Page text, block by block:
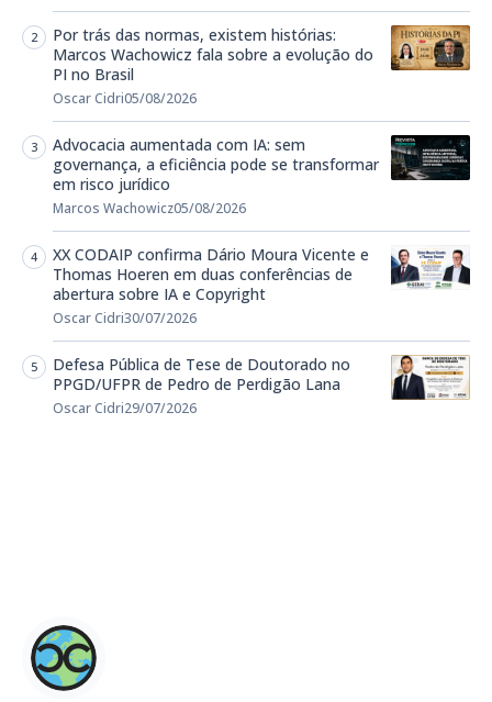
Por trás das normas, existem histórias:
Marcos Wachowicz fala sobre a evolução do
PI no Brasil
Oscar Cidri05/08/2026
Advocacia aumentada com IA: sem
governança, a eficiência pode se transformar
em risco jurídico
Marcos Wachowicz05/08/2026
XX CODAIP confirma Dário Moura Vicente e
Thomas Hoeren em duas conferências de
abertura sobre IA e Copyright
Oscar Cidri30/07/2026
Defesa Pública de Tese de Doutorado no
PPGD/UFPR de Pedro de Perdigão Lana
Oscar Cidri29/07/2026